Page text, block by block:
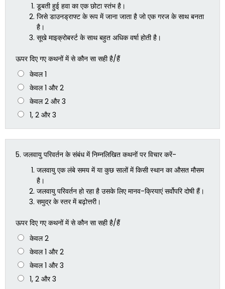
डूबती हुई हवा का एक छोटा स्तंभ है।
जिसे डाउनड्राफ्ट के रूप में जाना जाता है जो एक गरज के साथ बनता
है।
सूखे माइक्रोबर्स्ट के साथ बहुत अधिक वर्षा होती है।
ऊपर दिए गए कथनों में से कौन सा सही है/हैं
केवल 1
केवल 1 और 2
केवल 2 और 3
1, 2 और 3
5. जलवायु परिवर्तन के संबंध में निम्नलिखित कथनों पर विचार करें-
जलवायु एक लंबे समय में या कुछ सालों में किसी स्थान का औसत मौसम
है।
जलवायु परिवर्तन हो रहा है उसके लिए मानव-क्रियाएं सर्वोपरि दोषी हैं।
समुद्र के स्तर में बढ़ोत्तरी।
ऊपर दिए गए कथनों में से कौन सा सही है/हैं
केवल 2
केवल 1 और 2
केवल 1 और 3
1, 2 और 3